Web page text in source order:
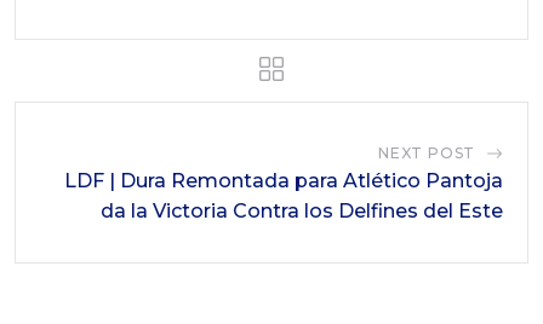
NEXT POST
LDF | Dura Remontada para Atlético Pantoja
da la Victoria Contra los Delfines del Este